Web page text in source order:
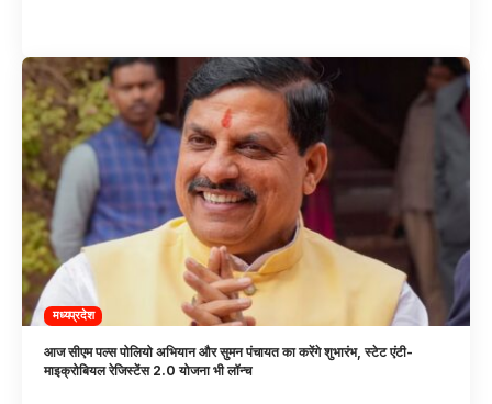
मध्यप्रदेश
आज सीएम पल्स पोलियो अभियान और सुमन पंचायत का करेंगे शुभारंभ, स्टेट एंटी-
माइक्रोबियल रेजिस्टेंस 2.0 योजना भी लॉन्च